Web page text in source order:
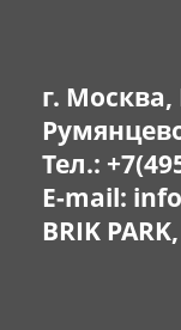
г.
Тел.:
E-mail:
BRIK